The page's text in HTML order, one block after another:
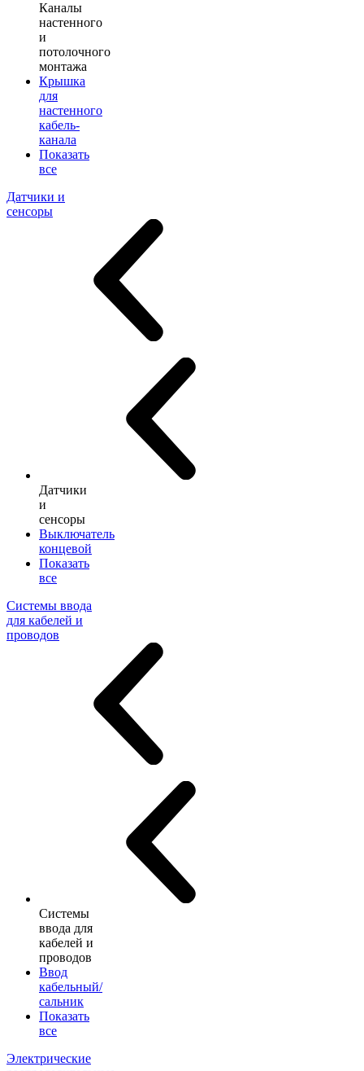
Каналы
настенного
и
потолочного
монтажа
Крышка
для
настенного
кабель-
канала
Показать
все
Датчики и
сенсоры
Датчики
и
сенсоры
Выключатель
концевой
Показать
все
Системы ввода
для кабелей и
проводов
Системы
ввода для
кабелей и
проводов
Ввод
кабельный/
сальник
Показать
все
Электрические